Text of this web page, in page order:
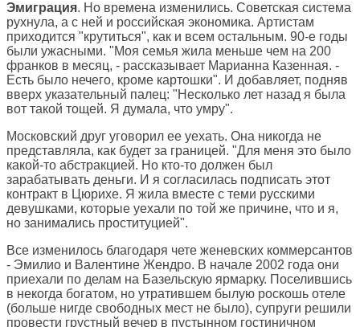
Эмиграция. Но времена изменились. Советская система
рухнула, а с ней и российская экономика. Артистам
приходится "крутиться", как и всем остальным. 90-е годы
были ужасными. "Моя семья жила меньше чем на 200
франков в месяц, - рассказывает Марианна Казенная. -
Есть было нечего, кроме картошки". И добавляет, подняв
вверх указательный палец: "Несколько лет назад я была
вот такой тощей. Я думала, что умру".
Московский друг уговорил ее уехать. Она никогда не
представляла, как будет за границей. "Для меня это было
какой-то абстракцией. Но кто-то должен был
зарабатывать деньги. И я согласилась подписать этот
контракт в Цюрихе. Я жила вместе с теми русскими
девушками, которые уехали по той же причине, что и я,
но занимались проституцией".
Все изменилось благодаря чете женевских коммерсантов
- Эмилио и Валентине Жендро. В начале 2002 года они
приехали по делам на Базельскую ярмарку. Поселившись
в некогда богатом, но утратившем былую роскошь отеле
(больше нигде свободных мест не было), супруги решили
провести грустный вечер в пустынном гостиничном